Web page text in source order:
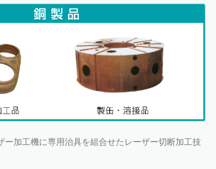
ー加工機に専用治具を組合せたレーザー切断加工技